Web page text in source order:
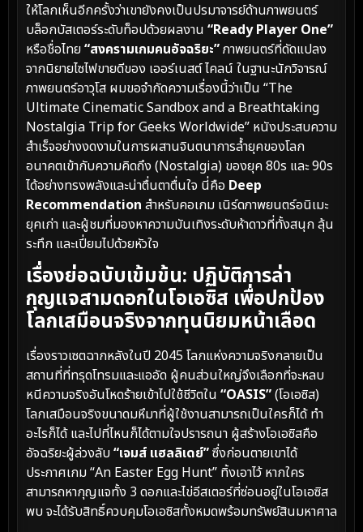
ให้โลกเห็นอีกครั้งว่าเขายังคงเป็นปรมาจารย์ด้านภาพยนตร์
บล็อกบัสเตอร์ระดับท็อปด้วยผลงาน “Ready Player One”
หรือชื่อไทย“สงครามเกมคนอัจฉริยะ”ภาพยนตร์ที่ดัดแปลง
จากนิยายไซไฟขายดีของ เออร์เนสต์ ไคลน์ ในฐานะนักวิจารณ์
ภาพยนตร์อาวุโส ผมขอจำกัดความเรื่องนี้ว่าเป็น “The
Ultimate Cinematic Sandbox and a Breathtaking
Nostalgia Trip for Geeks Worldwide” หนังประสบความ
สำเร็จอย่างงดงามในการผสานจินตนาการล้ำยุคของโลก
อนาคตเข้ากับความคิดถึง (Nostalgia) ของยุค 80s และ 90s
ได้อย่างทรงพลังและน่าตื่นตาตื่นใจ นี่คือ Deep
Recommendation สำหรับคอเกม เนิร์ดภาพยนตร์อนิเมะ
ยุคเก่า และผู้ชมที่มองหาความบันเทิงระดับห้าดาวที่ทั้งสนุก ลุ้น
ระทึก และเปี่ยมไปด้วยหัวใจ
เรื่องย่อฉบับเข้มข้น: ปฏิบัติการล่า
กุญแจสามดอกในโอเอซิส เพื่อปกป้อง
โลกเสมือนจริงจากทุนนิยมหน้าเลือด
เรื่องราวเซตฉากหลังในปี 2045 โลกแห่งความจริงกลายเป็น
สถานที่ที่ทรุดโทรมและแออัด ผู้คนส่วนใหญ่จึงเลือกที่จะหลบ
หนีความจริงอันโหดร้ายเข้าไปใช้ชีวิตใน “OASIS”(โอเอซิส)
โลกเสมือนจริงขนาดมหึมาที่ผู้ใช้งานสามารถเป็นใครก็ได้ ทำ
อะไรก็ได้ และไปที่ไหนก็ได้ตามใจปรารถนา ผู้สร้างโอเอซิสคือ
อัจฉริยะผู้ล่วงลับ“เจมส์ แฮลลิเดย์”ซึ่งก่อนตายเขาได้
ประกาศเกม “An Easter Egg Hunt” ทิ้งเอาไว้ หากใคร
สามารถหากุญแจทั้ง 3 ดอกและไข่อีสเตอร์ที่ซ่อนอยู่ในโอเอซิส
พบ จะได้รับสิทธิ์ควบคุมโอเอซิสทั้งหมดพร้อมทรัพย์สินมหาศาล